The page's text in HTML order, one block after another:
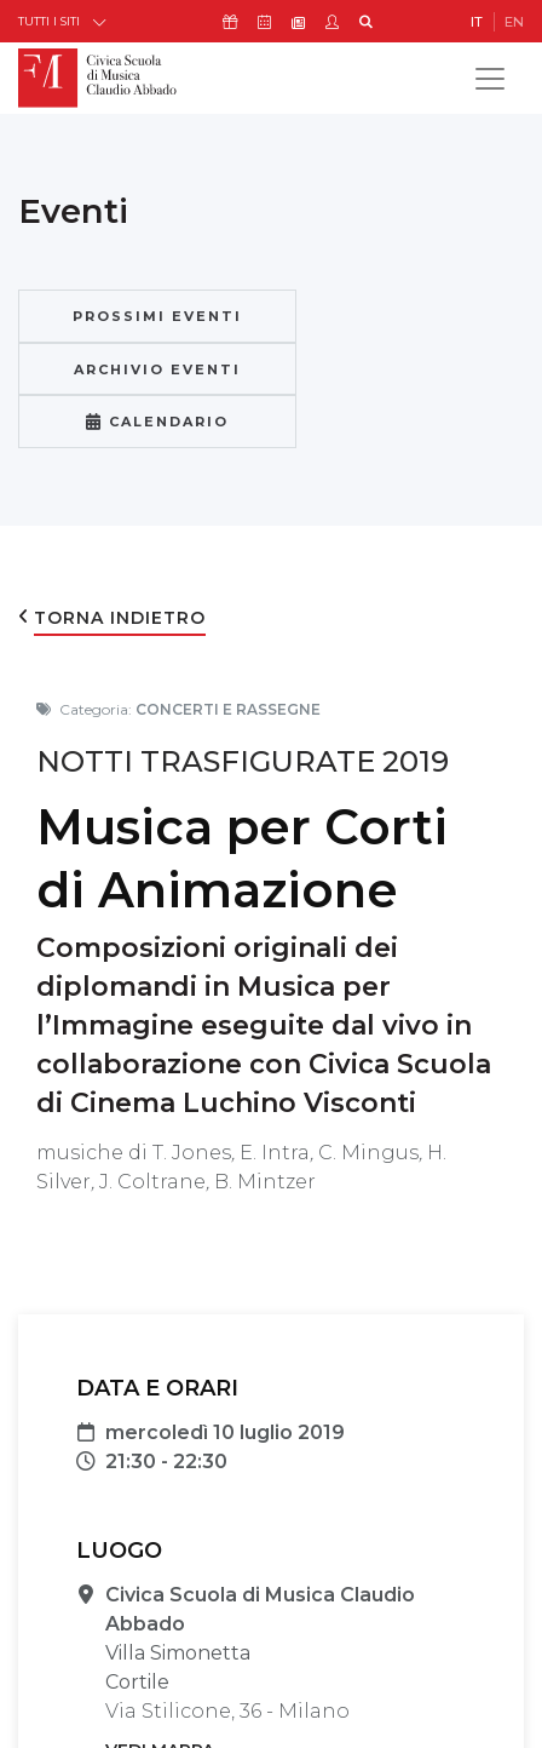
Skip to Content
TUTTI I SITI Icona Sostienici
Icona Calendario Eventi
Icona Newsletter
Icona My Civica IT EN
Eventi
PROSSIMI EVENTI
ARCHIVIO EVENTI
CALENDARIO
TORNA INDIETRO
Categoria: CONCERTI E RASSEGNE
NOTTI TRASFIGURATE 2019
Musica per Corti
di Animazione
Composizioni originali dei
diplomandi in Musica per
l’Immagine eseguite dal vivo in
collaborazione con Civica Scuola
di Cinema Luchino Visconti
musiche di T. Jones E. Intra C. Mingus H.
Silver J. Coltrane B. Mintzer
DATA E ORARI
Data
mercoledì 10 luglio 2019
Orari
21:30 - 22:30
LUOGO
Sede
Civica Scuola di Musica Claudio
Abbado
Villa Simonetta
Cortile
Via Stilicone, 36 - Milano